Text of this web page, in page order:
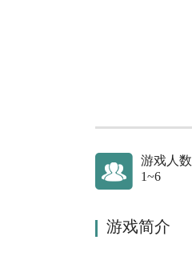
游戏人数
1~6
游戏简介